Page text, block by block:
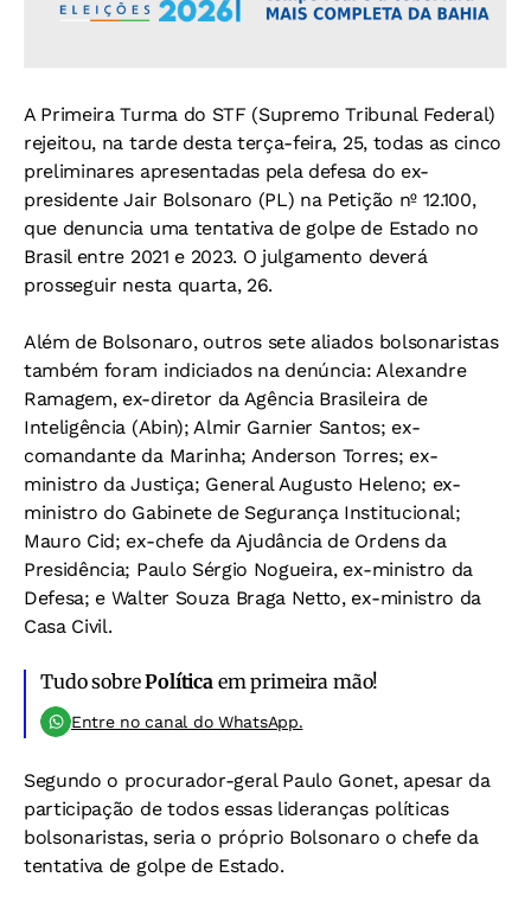
A Primeira Turma do STF (Supremo Tribunal Federal)
rejeitou, na tarde desta terça-feira, 25, todas as cinco
preliminares apresentadas pela defesa do ex-
presidente Jair Bolsonaro (PL) na Petição nº 12.100,
que denuncia uma tentativa de golpe de Estado no
Brasil entre 2021 e 2023. O julgamento deverá
prosseguir nesta quarta, 26.
Além de Bolsonaro, outros sete aliados bolsonaristas
também foram indiciados na denúncia: Alexandre
Ramagem, ex-diretor da Agência Brasileira de
Inteligência (Abin); Almir Garnier Santos; ex-
comandante da Marinha; Anderson Torres; ex-
ministro da Justiça; General Augusto Heleno; ex-
ministro do Gabinete de Segurança Institucional;
Mauro Cid; ex-chefe da Ajudância de Ordens da
Presidência; Paulo Sérgio Nogueira, ex-ministro da
Defesa; e Walter Souza Braga Netto, ex-ministro da
Casa Civil.
Tudo sobrePolítica em primeira mão!
Entre no canal do WhatsApp.
Segundo o procurador-geral Paulo Gonet, apesar da
participação de todos essas lideranças políticas
bolsonaristas, seria o próprio Bolsonaro o chefe da
tentativa de golpe de Estado.